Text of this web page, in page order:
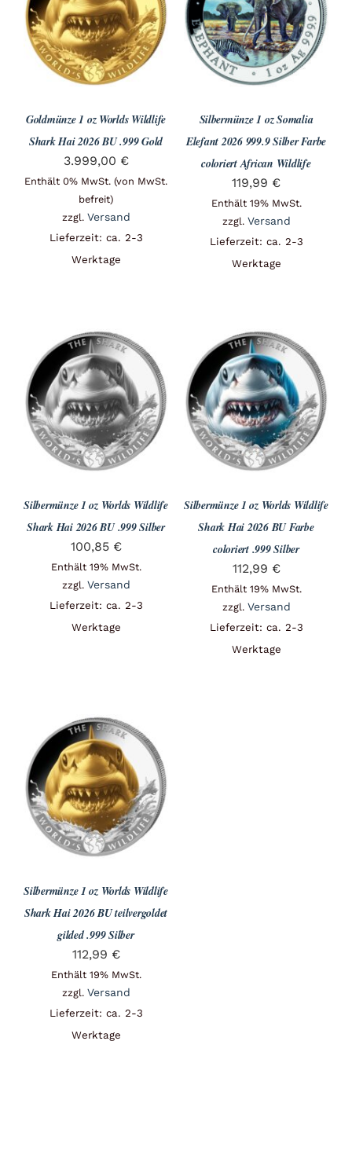
Angebote
Goldmünze 1 oz Worlds Wildlife
Shark Hai 2026 BU .999 Gold
3.999,00 €
Enthält 0% MwSt. (von MwSt.
befreit)
zzgl. Versand
Lieferzeit: ca. 2-3
Werktage
Silbermünze 1 oz Somalia
Elefant 2026 999.9 Silber Farbe
coloriert African Wildlife
119,99 €
Enthält 19% MwSt.
zzgl. Versand
Lieferzeit: ca. 2-3
Werktage
Silbermünze 1 oz Worlds Wildlife
Shark Hai 2026 BU .999 Silber
100,85 €
Enthält 19% MwSt.
zzgl. Versand
Lieferzeit: ca. 2-3
Werktage
Silbermünze 1 oz Worlds Wildlife
Shark Hai 2026 BU Farbe
coloriert .999 Silber
112,99 €
Enthält 19% MwSt.
zzgl. Versand
Lieferzeit: ca. 2-3
Werktage
Silbermünze 1 oz Worlds Wildlife
Shark Hai 2026 BU teilvergoldet
gilded .999 Silber
112,99 €
Enthält 19% MwSt.
zzgl. Versand
Lieferzeit: ca. 2-3
Werktage